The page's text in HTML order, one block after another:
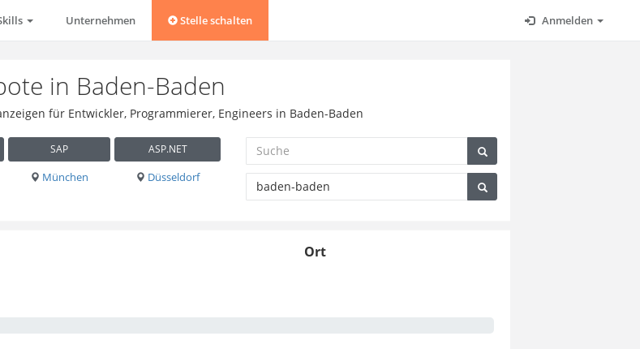
Unternehmen Stelle schalten Anmelden
in Baden-Baden
für Entwickler, Programmierer, Engineers in Baden-Baden
SAP ASP.NET
München Düsseldorf
Ort